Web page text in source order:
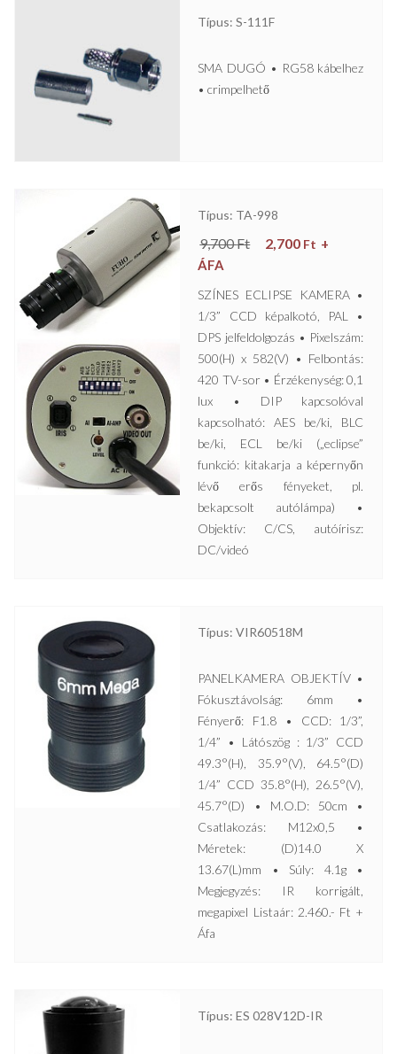
Típus: S-111F
SMA DUGÓ • RG58 kábelhez
• crimpelhető
Típus: TA-998
9,700Ft 2,700 Ft +
ÁFA
SZÍNES ECLIPSE KAMERA •
1/3” CCD képalkotó, PAL •
DPS jelfeldolgozás • Pixelszám:
500(H) x 582(V) • Felbontás:
420 TV-sor • Érzékenység: 0,1
lux • DIP kapcsolóval
kapcsolható: AES be/ki, BLC
be/ki, ECL be/ki („eclipse”
funkció: kitakarja a képernyőn
lévő erős fényeket, pl.
bekapcsolt autólámpa) •
Objektív: C/CS, autóírisz:
DC/videó
Típus: VIR60518M
PANELKAMERA OBJEKTÍV •
Fókusztávolság: 6mm •
Fényerő: F1.8 • CCD: 1/3”,
1/4” • Látószög : 1/3” CCD
49.3°(H), 35.9°(V), 64.5°(D)
1/4” CCD 35.8°(H), 26.5°(V),
45.7°(D) • M.O.D: 50cm •
Csatlakozás: M12x0,5 •
Méretek: (D)14.0 X
13.67(L)mm • Súly: 4.1g •
Megjegyzés: IR korrigált,
megapixel Listaár: 2.460.- Ft +
Áfa
Típus: ES 028V12D-IR